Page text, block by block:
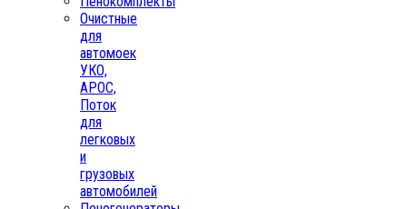
Очистные
для
автомоек
УКО,
АРОС,
Поток
для
легковых
и
грузовых
автомобилей